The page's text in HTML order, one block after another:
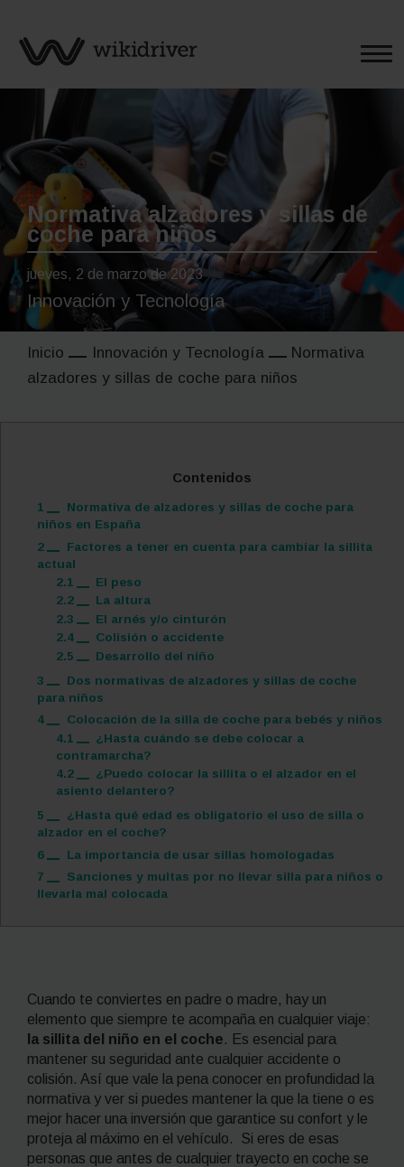
Normativa alzadores y sillas de
coche para niños
jueves, 2 de marzo de 2023
Innovación y Tecnología
Inicio Innovación y Tecnología
Normativa
alzadores y sillas de coche para niños
Contenidos
1
Normativa de alzadores y sillas de coche para
niños en España
2
Factores a tener en cuenta para cambiar la sillita
actual
2.1
El peso
2.2
La altura
2.3
El arnés y/o cinturón
2.4
Colisión o accidente
2.5
Desarrollo del niño
3
Dos normativas de alzadores y sillas de coche
para niños
4
Colocación de la silla de coche para bebés y niños
4.1
¿Hasta cuándo se debe colocar a
contramarcha?
4.2
¿Puedo colocar la sillita o el alzador en el
asiento delantero?
5
¿Hasta qué edad es obligatorio el uso de silla o
alzador en el coche?
6
La importancia de usar sillas homologadas
7
Sanciones y multas por no llevar silla para niños o
llevarla mal colocada
Cuando te conviertes en padre o madre, hay un
elemento que siempre te acompaña en cualquier viaje:
la sillita del niño en el coche. Es esencial para
mantener su seguridad ante cualquier accidente o
colisión. Así que vale la pena conocer en profundidad la
normativa y ver si puedes mantener la que la tiene o es
mejor hacer una inversión que garantice su confort y le
proteja al máximo en el vehículo.
Si eres de esas
personas que antes de cualquier trayecto en coche se